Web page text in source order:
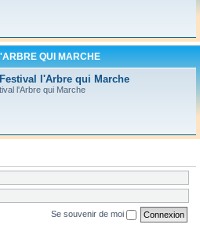
QUI MARCHE
l'Arbre qui Marche
l'Arbre qui Marche
Se souvenir de moi